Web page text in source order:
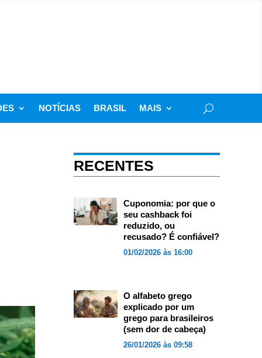
NOTÍCIAS BRASIL MAIS
RECENTES
Cuponomia: por que o
seu cashback foi
reduzido, ou
recusado? É confiável?
01/02/2026 às 16:00
O alfabeto grego
explicado por um
grego para brasileiros
(sem dor de cabeça)
26/01/2026 às 09:58